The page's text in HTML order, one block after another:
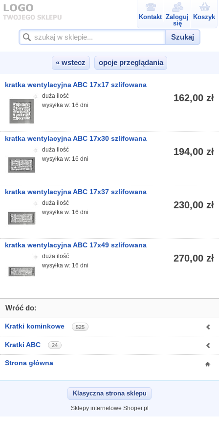
Kontakt Zaloguj
się
Koszyk
Szukaj
« wstecz opcje przeglądania
kratka wentylacyjna ABC 17x17 szlifowana
162,00 zł
duża ilość
wysyłka w: 16 dni
kratka wentylacyjna ABC 17x30 szlifowana
194,00 zł
duża ilość
wysyłka w: 16 dni
kratka wentylacyjna ABC 17x37 szlifowana
230,00 zł
duża ilość
wysyłka w: 16 dni
kratka wentylacyjna ABC 17x49 szlifowana
270,00 zł
duża ilość
wysyłka w: 16 dni
Wróć do:
Kratki kominkowe 525
Kratki ABC 24
Strona główna
Klasyczna strona sklepu
Sklepy internetowe Shoper.pl